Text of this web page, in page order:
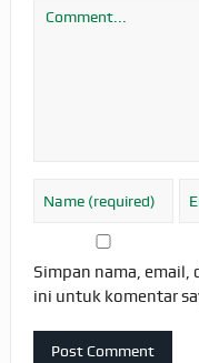
Simpan nama, email,
ini untuk komentar